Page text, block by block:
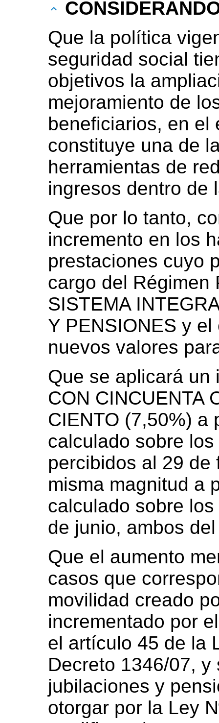
Que la política
seguridad social
objetivos la
mejoramiento de
beneficiarios, en el
constituye una de
herramientas de
ingresos dentro de
Que por lo tanto,
incremento en los
prestaciones cuyo
cargo del Régimen
SISTEMA
Y PENSIONES y
nuevos valores
Que se aplicará un
CON CINCUENTA
CIENTO (7,50%) a
calculado sobre
percibidos al 29 de
misma magnitud a
calculado sobre
de junio, ambos
Que el aumento
casos que
movilidad creado
incrementado por
el artículo 45 de la
Decreto 1346/07,
jubilaciones y
otorgar por la Ley